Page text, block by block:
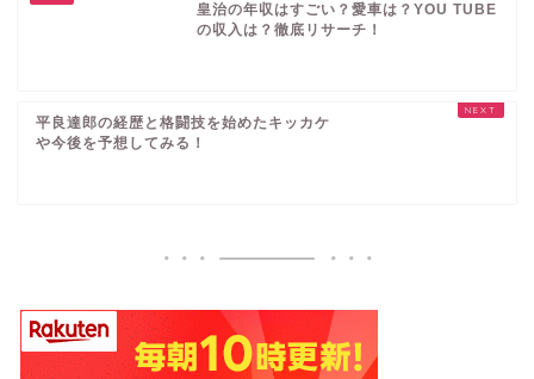
皇治の年収はすごい？愛車は？YOU TUBE
の収入は？徹底リサーチ！
平良達郎の経歴と格闘技を始めたキッカケ
や今後を予想してみる！